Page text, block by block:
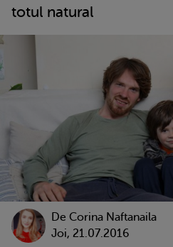
totul natural
De Corina Naftanaila
Joi, 21.07.2016